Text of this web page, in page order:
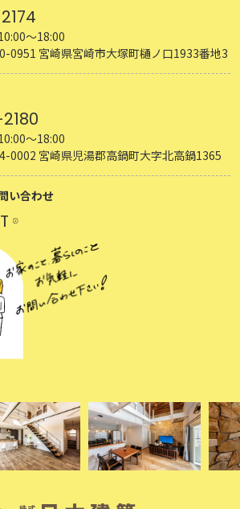
～18:00
0951 宮崎県宮崎市大塚町樋ノ口1933番地3
～18:00
0002 宮崎県児湯郡高鍋町大字北高鍋1365
い合わせ